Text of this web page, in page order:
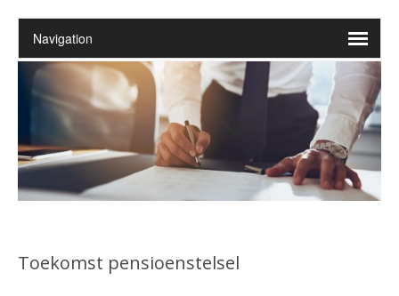
Toekomst pensioenstelsel